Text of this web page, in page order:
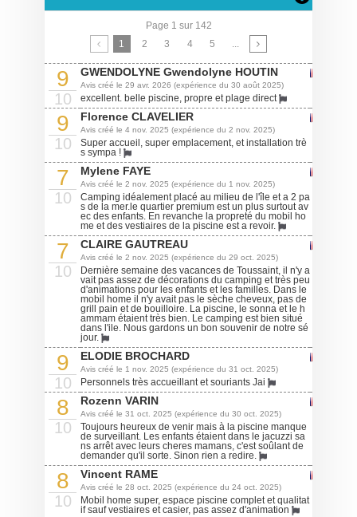
Page 1 sur 142
1
2 3 4 5 ...
9
10
GWENDOLYNE Gwendolyne HOUTIN
Avis créé le 29 avr. 2026 (expérience du 30 août 2025)
excellent. belle piscine, propre et plage direct
9
10
Florence CLAVELIER
Avis créé le 4 nov. 2025 (expérience du 2 nov. 2025)
Super accueil, super emplacement, et installation trè
s sympa !
7
10
Mylene FAYE
Avis créé le 2 nov. 2025 (expérience du 1 nov. 2025)
Camping idéalement placé au milieu de l'île et a 2 pa
s de la mer.le quartier premium est un plus surtout av
ec des enfants. En revanche la propreté du mobil ho
me et des vestiaires de la piscine est a revoir.
7
10
CLAIRE GAUTREAU
Avis créé le 2 nov. 2025 (expérience du 29 oct. 2025)
Dernière semaine des vacances de Toussaint, il n'y a
vait pas assez de décorations du camping et très peu
d'animations pour les enfants et les familles. Dans le
mobil home il n'y avait pas le sèche cheveux, pas de
grill pain et de bouilloire. La piscine, le sonna et le h
ammam étaient très bien. Le camping est bien situé
dans l'ile. Nous gardons un bon souvenir de notre sé
jour.
9
10
ELODIE BROCHARD
Avis créé le 1 nov. 2025 (expérience du 31 oct. 2025)
Personnels très accueillant et souriants Jai
8
10
Rozenn VARIN
Avis créé le 31 oct. 2025 (expérience du 30 oct. 2025)
Toujours heureux de venir mais à la piscine manque
de surveillant. Les enfants étaient dans le jacuzzi sa
ns arrêt avec leurs cheres mamans, c'est soûlant de
demander qu'il sorte. Sinon rien a redire.
8
10
Vincent RAME
Avis créé le 28 oct. 2025 (expérience du 24 oct. 2025)
Mobil home super, espace piscine complet et qualitat
if sauf vestiaires et casier, pas assez d'animation